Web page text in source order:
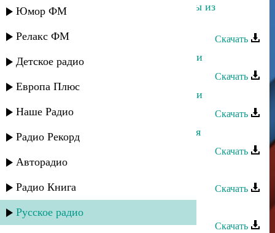
Юмор ФМ
Релакс ФМ
Детское радио
Европа Плюс
Наше Радио
Радио Рекорд
Авторадио
Радио Книга
Русское радио
Загидат Муслимова и Зарипат - Мы из
Хосреха
Скачать
Загидат Муслимова - Цветок любви
Скачать
Загидат Муслимова - Родник любви
Скачать
Асият Кумратова - Радостная песня
Скачать
Эльдар Моллаев - Ангел сна
Скачать
Скачать